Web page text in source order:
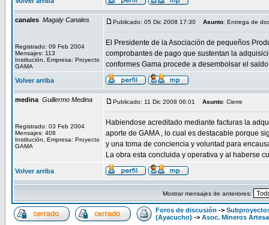
canales Magaly Canales
Registrado: 09 Feb 2004
Mensajes: 113
Institución, Empresa: Proyecto
GAMA
Publicado: 05 Dic 2008 17:30 Asunto: Entrega de
El Presidente de la Asociación de pequeños
comprobantes de pago que sustentan la
conformes Gama procede a desembolsar el
Volver arriba
medina Guillermo Medina
Registrado: 03 Feb 2004
Mensajes: 408
Institución, Empresa: Proyecto
GAMA
Publicado: 11 Dic 2008 06:01 Asunto: Cierre
Habiendose acreditado mediante facturas la
aporte de GAMA , lo cual es destacable porque
y una toma de conciencia y voluntad para
La obra esta concluida y operativa y al haberse
Volver arriba
Mostrar mensajes de anteriores:
Foros de discusión ->
(Ayacucho) -> Asoc. Mineros